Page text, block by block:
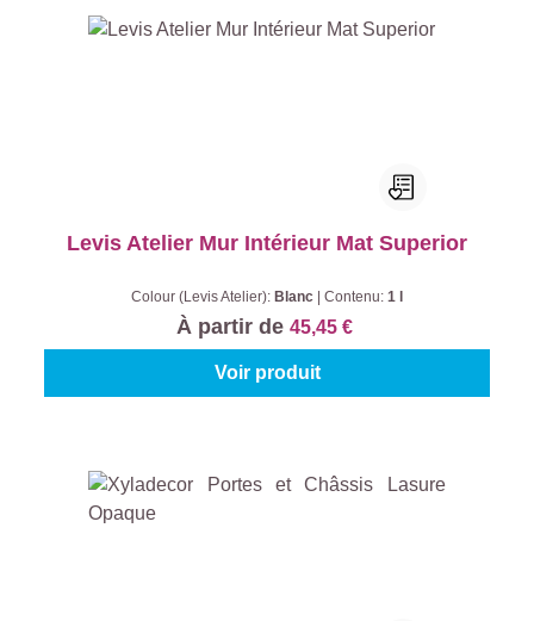
Levis Atelier Mur Intérieur Mat Superior
Colour (Levis Atelier): Blanc Contenu: 1 l
À partir de 45,45 €
Voir produit